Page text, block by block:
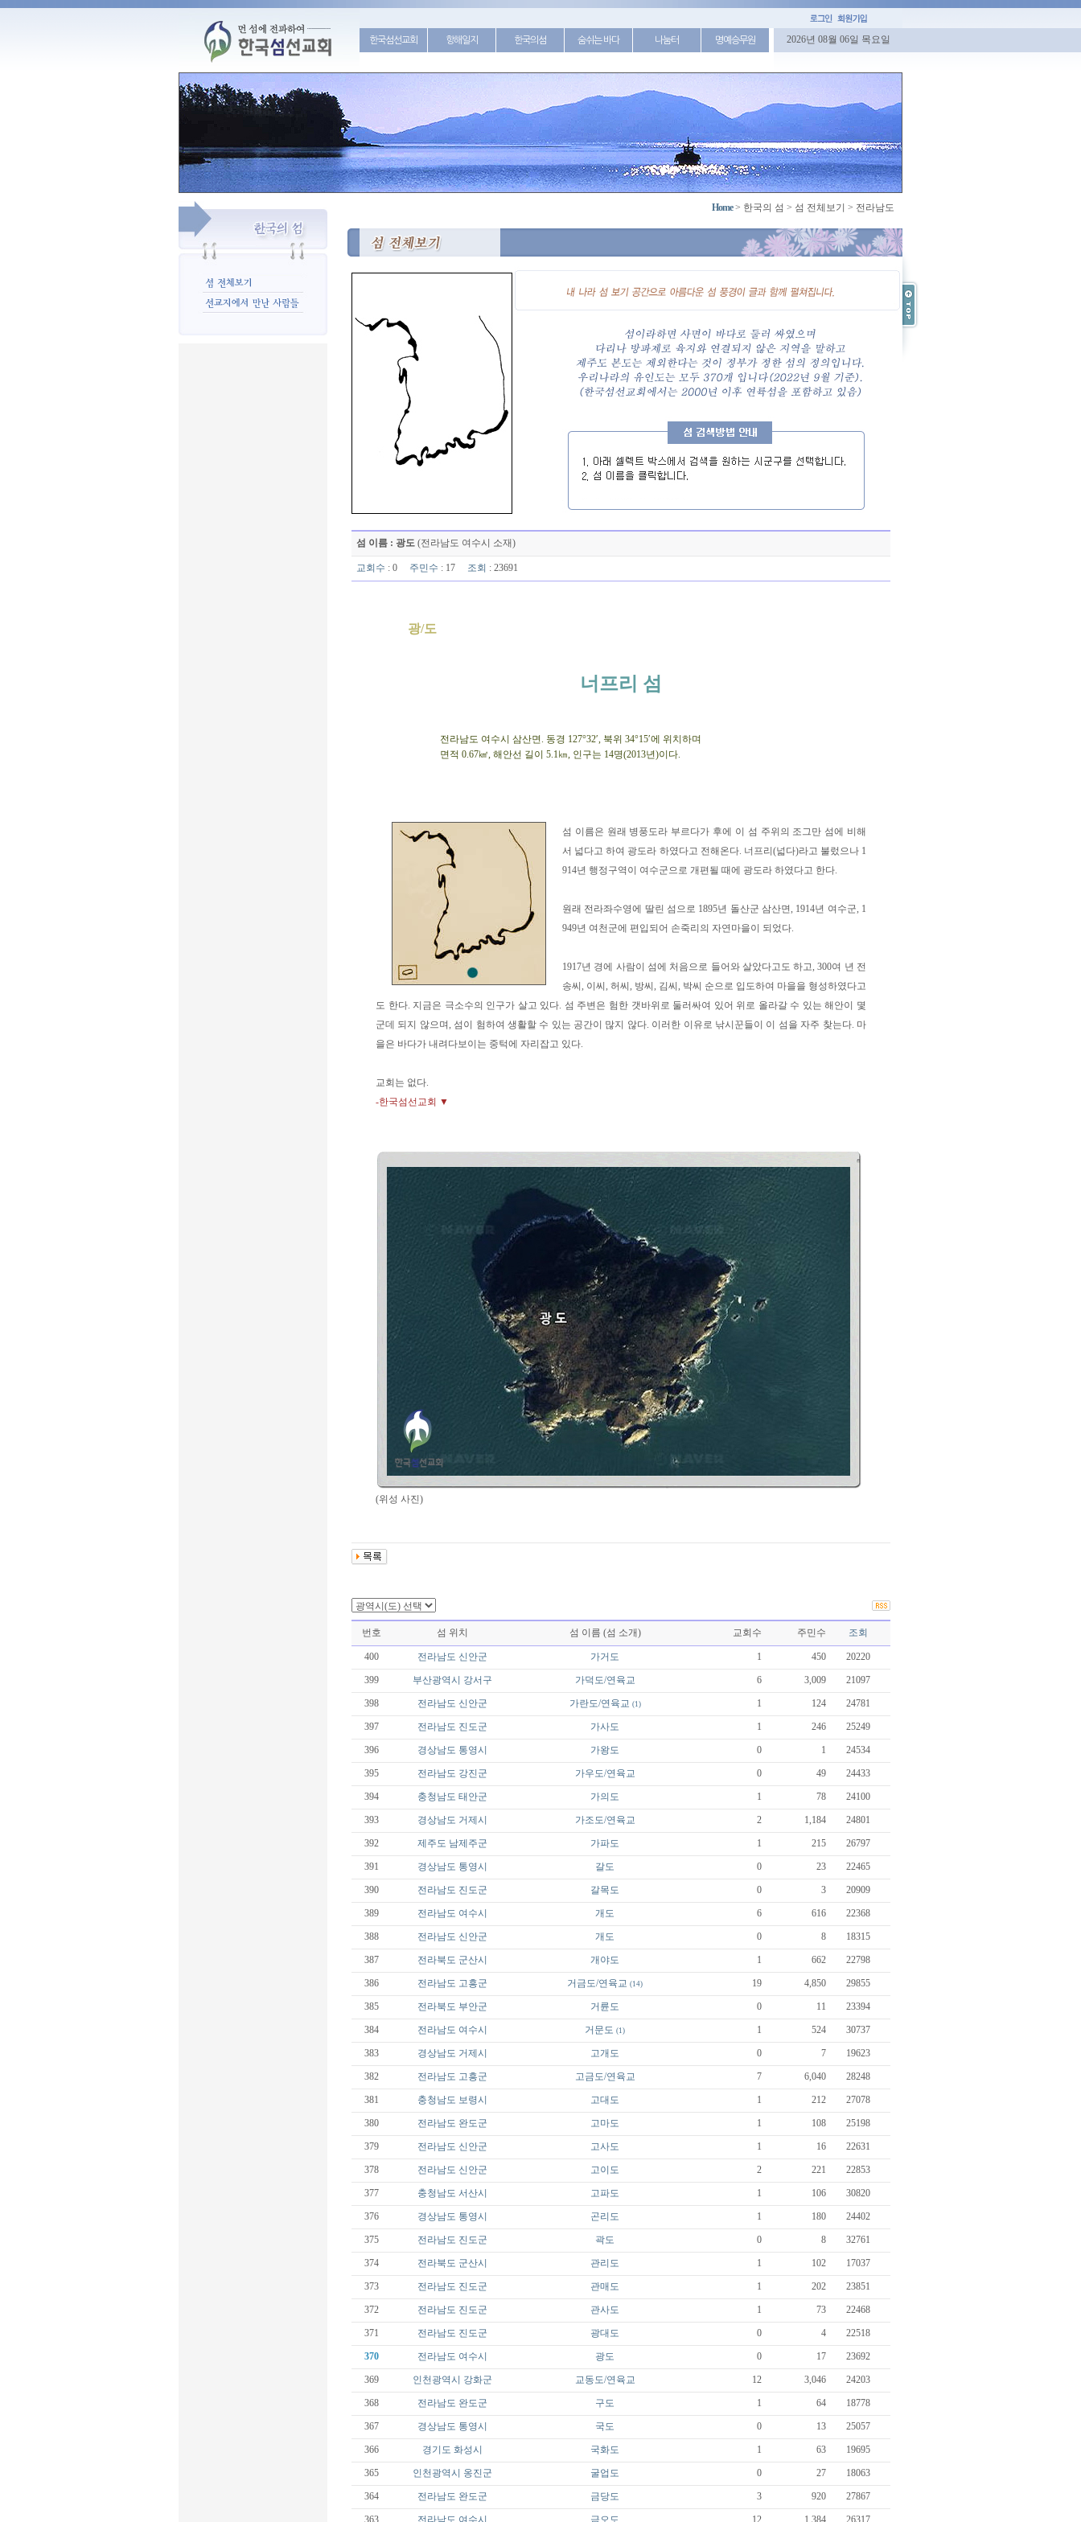
한국섬선교회 항해일지 한국의섬 숨쉬는 바다 나눔터 명예승무원 2026년 08월 06일 목요일
Home> 한국의 섬 > 섬 전체보기 > 전라남도
섬 이름 : 광도 (전라남도 여수시 소재)
교회수 : 0 주민수 : 17 조회 : 23691
광/도
너프리 섬
전라남도 여수시 삼산면. 동경 127°32′, 북위 34°15′에 위치하며
면적 0.67㎢, 해안선 길이 5.1㎞, 인구는 14명(2013년)이다.
섬 이름은 원래 병풍도라 부르다가 후에 이 섬 주위의 조그만 섬에 비해
서 넓다고 하여 광도라 하였다고 전해온다. 너프리(넓다)라고 불렀으나 1
914년 행정구역이 여수군으로 개편될 때에 광도라 하였다고 한다.
원래 전라좌수영에 딸린 섬으로 1895년 돌산군 삼산면, 1914년 여수군, 1
949년 여천군에 편입되어 손죽리의 자연마을이 되었다.
1917년 경에 사람이 섬에 처음으로 들어와 살았다고도 하고, 300여 년 전
송씨, 이씨, 허씨, 방씨, 김씨, 박씨 순으로 입도하여 마을을 형성하였다고
도 한다. 지금은 극소수의 인구가 살고 있다. 섬 주변은 험한 갯바위로 둘러싸여 있어 위로 올라갈 수 있는 해안이 몇
군데 되지 않으며, 섬이 험하여 생활할 수 있는 공간이 많지 않다. 이러한 이유로 낚시꾼들이 이 섬을 자주 찾는다. 마
을은 바다가 내려다보이는 중턱에 자리잡고 있다.
교회는 없다.
-한국섬선교회 ▼
(위성 사진)
번호 섬 위치 섬 이름 (섬 소개) 교회수 주민수 조회
400 전라남도 신안군 가거도 1 450 20220
399 부산광역시 강서구 가덕도/연육교 6 3,009 21097
398 전라남도 신안군 가란도/연육교 (1) 1 124 24781
397 전라남도 진도군 가사도 1 246 25249
396 경상남도 통영시 가왕도 0 1 24534
395 전라남도 강진군 가우도/연육교 0 49 24433
394 충청남도 태안군 가의도 1 78 24100
393 경상남도 거제시 가조도/연육교 2 1,184 24801
392 제주도 남제주군 가파도 1 215 26797
391 경상남도 통영시 갈도 0 23 22465
390 전라남도 진도군 갈목도 0 3 20909
389 전라남도 여수시 개도 6 616 22368
388 전라남도 신안군 개도 0 8 18315
387 전라북도 군산시 개야도 1 662 22798
386 전라남도 고흥군 거금도/연육교 (14) 19 4,850 29855
385 전라북도 부안군 거륜도 0 11 23394
384 전라남도 여수시 거문도 (1) 1 524 30737
383 경상남도 거제시 고개도 0 7 19623
382 전라남도 고흥군 고금도/연육교 7 6,040 28248
381 충청남도 보령시 고대도 1 212 27078
380 전라남도 완도군 고마도 1 108 25198
379 전라남도 신안군 고사도 1 16 22631
378 전라남도 신안군 고이도 2 221 22853
377 충청남도 서산시 고파도 1 106 30820
376 경상남도 통영시 곤리도 1 180 24402
375 전라남도 진도군 곽도 0 8 32761
374 전라북도 군산시 관리도 1 102 17037
373 전라남도 진도군 관매도 1 202 23851
372 전라남도 진도군 관사도 1 73 22468
371 전라남도 진도군 광대도 0 4 22518
370 전라남도 여수시 광도 0 17 23692
369 인천광역시 강화군 교동도/연육교 12 3,046 24203
368 전라남도 완도군 구도 1 64 18778
367 경상남도 통영시 국도 0 13 25057
366 경기도 화성시 국화도 1 63 19695
365 인천광역시 옹진군 굴업도 0 27 18063
364 전라남도 완도군 금당도 3 920 27867
363 전라남도 여수시 금오도 12 1,384 26317